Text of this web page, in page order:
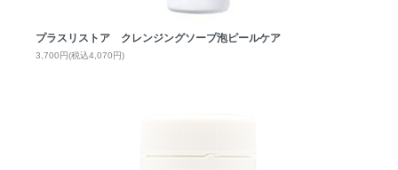
プラスリストア クレンジングソープ泡ピールケア
3,700円(税込4,070円)